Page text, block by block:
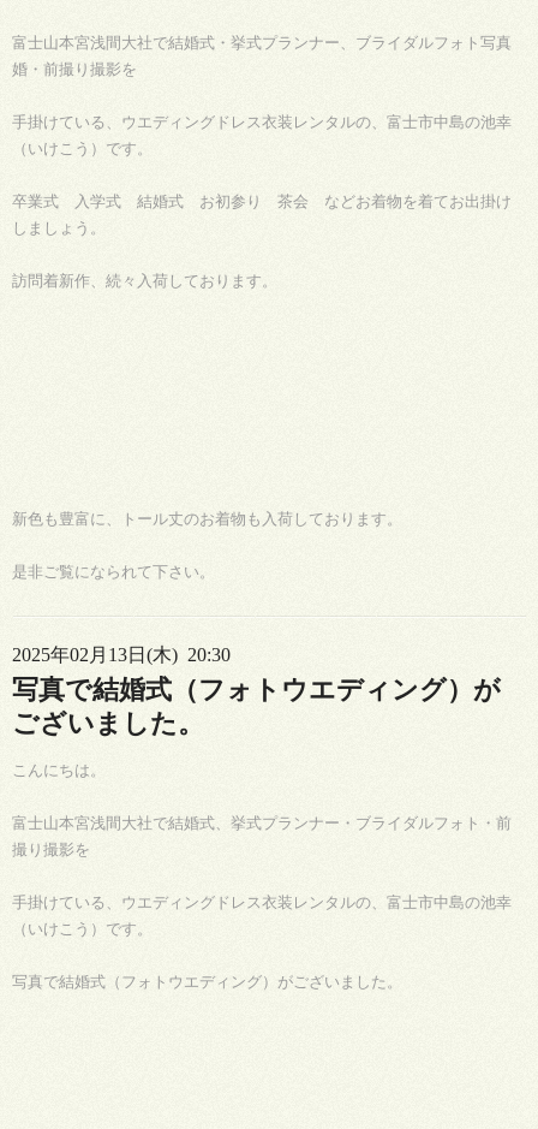
富士山本宮浅間大社で結婚式・挙式プランナー、ブライダルフォト写真
婚・前撮り撮影を
手掛けている、ウエディングドレス衣装レンタルの、富士市中島の池幸
（いけこう）です。
卒業式 入学式 結婚式 お初参り 茶会 などお着物を着てお出掛け
しましょう。
訪問着新作、続々入荷しております。
新色も豊富に、トール丈のお着物も入荷しております。
是非ご覧になられて下さい。
2025年02月13日(木) 20:30
写真で結婚式（フォトウエディング）が
ございました。
こんにちは。
富士山本宮浅間大社で結婚式、挙式プランナー・ブライダルフォト・前
撮り撮影を
手掛けている、ウエディングドレス衣装レンタルの、富士市中島の池幸
（いけこう）です。
写真で結婚式（フォトウエディング）がございました。